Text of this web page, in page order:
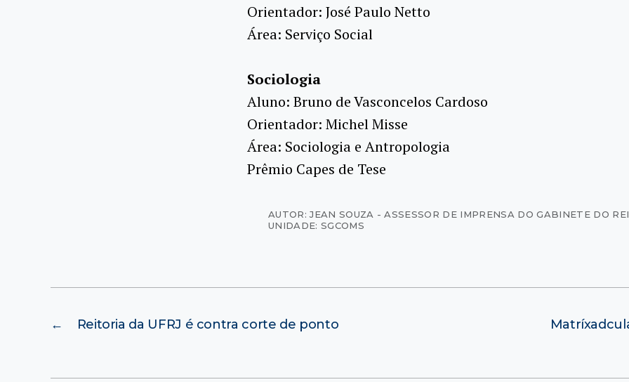
Orientador: José Paulo Netto
Área: Serviço Social
Sociologia
Aluno: Bruno de Vasconcelos Cardoso
Orientador: Michel Misse
Área: Sociologia e Antropologia
Prêmio Capes de Tese
AUTOR: JEAN SOUZA - ASSESSOR DE IMPRENSA DO GABINETE DO
UNIDADE: SGCOMS
← Reitoria da UFRJ é contra corte de ponto